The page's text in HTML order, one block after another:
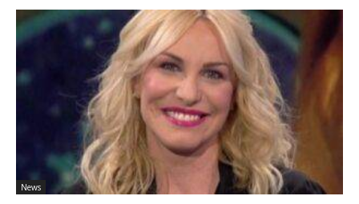
News